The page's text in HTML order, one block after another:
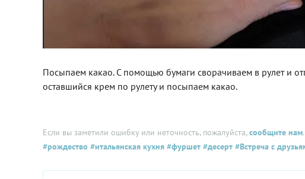
Посыпаем какао. С помощью бумаги сворачиваем в рулет и
оставшийся крем по рулету и посыпаем какао.
Если вы заметили ошибку или неточность, пожалуйста,сообщите нам.
#рождество #итальянская кухня #фуршет #десерт #Встреча с